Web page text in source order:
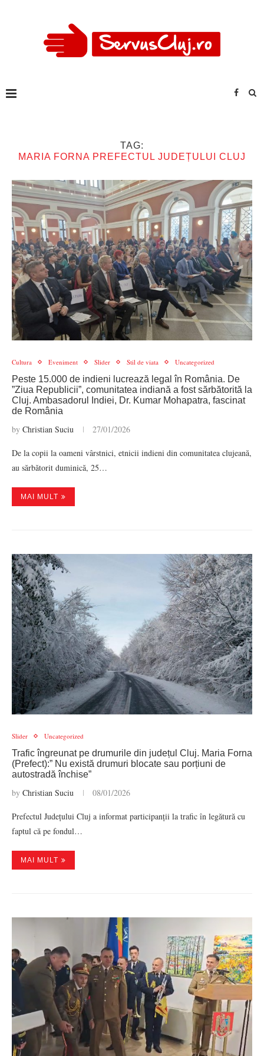
TAG:
MARIA FORNA PREFECTUL JUDEȚULUI CLUJ
Cultura Eveniment Slider Stil de viata Uncategorized
Peste 15.000 de indieni lucrează legal în România. De
”Ziua Republicii”, comunitatea indiană a fost sărbătorită la
Cluj. Ambasadorul Indiei, Dr. Kumar Mohapatra, fascinat
de România
by Christian Suciu 27/01/2026
De la copii la oameni vârstnici, etnicii indieni din comunitatea clujeană,
au sărbătorit duminică, 25…
MAI MULT
Slider Uncategorized
Trafic îngreunat pe drumurile din județul Cluj. Maria Forna
(Prefect):” Nu există drumuri blocate sau porțiuni de
autostradă închise”
by Christian Suciu 08/01/2026
Prefectul Județului Cluj a informat participanții la trafic în legătură cu
faptul că pe fondul…
MAI MULT